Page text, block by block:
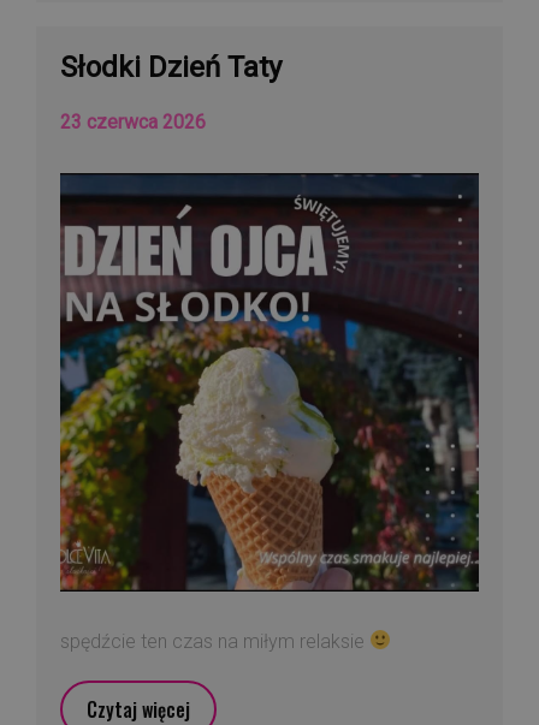
Słodki Dzień Taty
23 czerwca 2026
spędźcie ten czas na miłym relaksie
Czytaj więcej